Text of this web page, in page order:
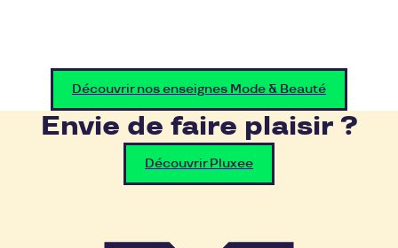
Découvrir nos enseignes Mode & Beauté
Envie de faire plaisir ?
Découvrir Pluxee